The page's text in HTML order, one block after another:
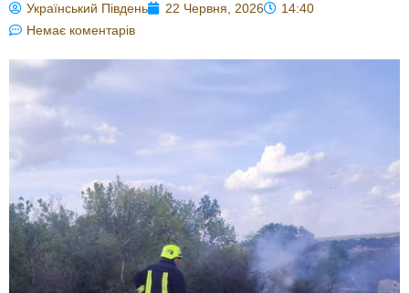
Український Південь 22 Червня, 2026
14:40
Немає коментарів